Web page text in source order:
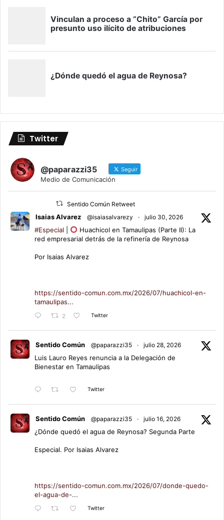
Twitter
@paparazzi35 Seguir
Medio de Comunicación
Sentido Común Retweet
Isaias Alvarez @isaiasalvarezy · julio 30, 2026
#Especial
Huachicol en Tamaulipas (Parte II): La
red empresarial detrás de la refinería de Reynosa
Por Isaias Alvarez
https://sentido-comun.com.mx/2026/07/huachicol-en-
tamaulipas...
2 Twitter
Sentido Común @paparazzi35 · julio 28, 2026
Luis Lauro Reyes renuncia a la Delegación de
Bienestar en Tamaulipas
Twitter
Sentido Común @paparazzi35 · julio 16, 2026
¿Dónde quedó el agua de Reynosa? Segunda Parte
Especial. Por Isaias Alvarez
https://sentido-comun.com.mx/2026/07/donde-quedo-
el-agua-de-...
Twitter